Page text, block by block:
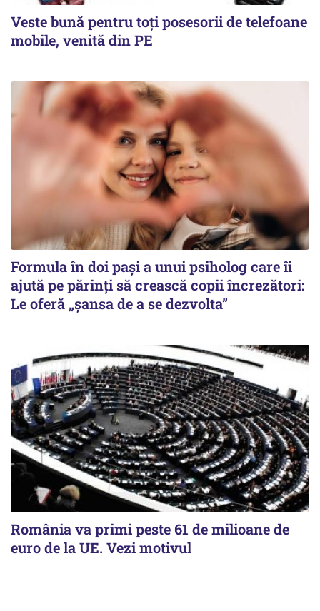
Veste bună pentru toți posesorii de telefoane
mobile, venită din PE
Formula în doi pași a unui psiholog care îi
ajută pe părinți să crească copii încrezători:
Le oferă „șansa de a se dezvolta”
România va primi peste 61 de milioane de
euro de la UE. Vezi motivul